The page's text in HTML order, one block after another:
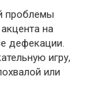
проблемы
на
дефекации.
игру,
или